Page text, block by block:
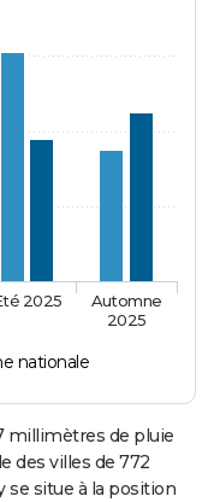
nationale
2025
Automne
2025
millimètres de pluie
des villes de 772
situe à la position